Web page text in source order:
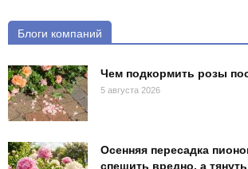
Блоги компаний
Чем подкормить розы
5 августа 2026
Осенняя пересадка
спешить вредно, а